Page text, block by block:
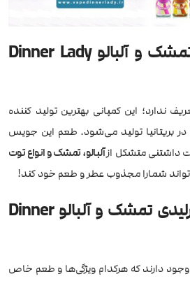
جویس دینرلیدی تمشک و آلبالو Dinner Lady
ندارد؛ این کمپانی بهترین تولید کننده
در بریتانیا تولید می‌شود. طعم این جویس
متشکل ازآلبالو، تمشک و انواع توت
شمارا مجذوب عطر و طعم خود کند!
قیمت جویس دینرلیدی تمشک و آلبالو Dinner
دارند که هرکدام ویژگی‌ها و طعم خاص